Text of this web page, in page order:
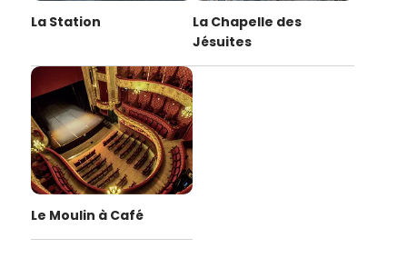
La Station
La Chapelle des
Jésuites
Le Moulin à Café